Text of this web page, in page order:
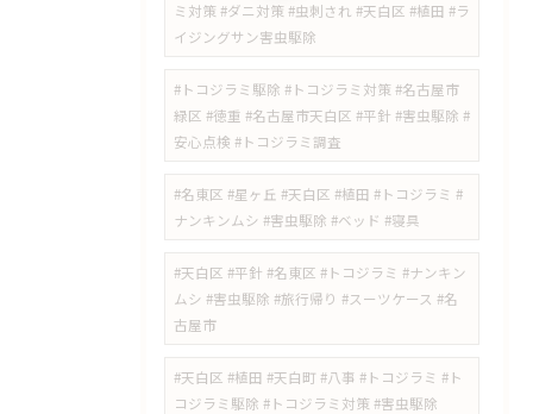
ミ対策 #ダニ対策 #虫刺され #天白区 #植田 #ラ
イジングサン害虫駆除
#トコジラミ駆除 #トコジラミ対策 #名古屋市
緑区 #徳重 #名古屋市天白区 #平針 #害虫駆除 #
安心点検 #トコジラミ調査
#名東区 #星ヶ丘 #天白区 #植田 #トコジラミ #
ナンキンムシ #害虫駆除 #ベッド #寝具
#天白区 #平針 #名東区 #トコジラミ #ナンキン
ムシ #害虫駆除 #旅行帰り #スーツケース #名
古屋市
#天白区 #植田 #天白町 #八事 #トコジラミ #ト
コジラミ駆除 #トコジラミ対策 #害虫駆除